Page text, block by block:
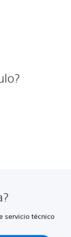
servicio técnico